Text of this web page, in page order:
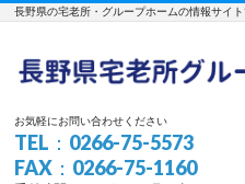
長野県の宅老所・グループホームの情報サイ
お気軽にお問い合わせください
TEL：0266-75-5573
FAX：0266-75-1160